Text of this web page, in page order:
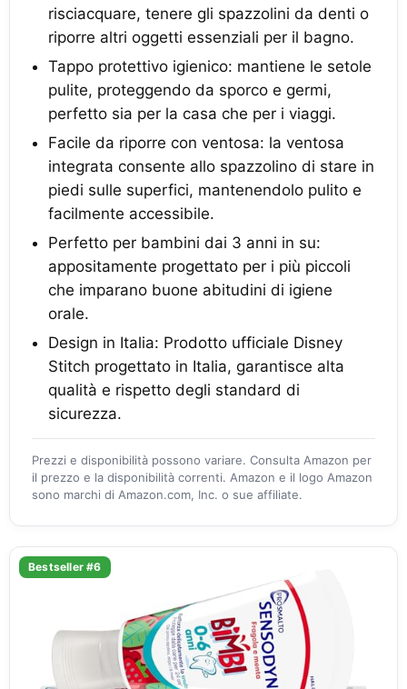
risciacquare, tenere gli spazzolini da denti o
riporre altri oggetti essenziali per il bagno.
Tappo protettivo igienico: mantiene le setole
pulite, proteggendo da sporco e germi,
perfetto sia per la casa che per i viaggi.
Facile da riporre con ventosa: la ventosa
integrata consente allo spazzolino di stare in
piedi sulle superfici, mantenendolo pulito e
facilmente accessibile.
Perfetto per bambini dai 3 anni in su:
appositamente progettato per i più piccoli
che imparano buone abitudini di igiene
orale.
Design in Italia: Prodotto ufficiale Disney
Stitch progettato in Italia, garantisce alta
qualità e rispetto degli standard di
sicurezza.
Prezzi e disponibilità possono variare. Consulta Amazon per
il prezzo e la disponibilità correnti. Amazon e il logo Amazon
sono marchi di Amazon.com, Inc. o sue affiliate.
Bestseller #6